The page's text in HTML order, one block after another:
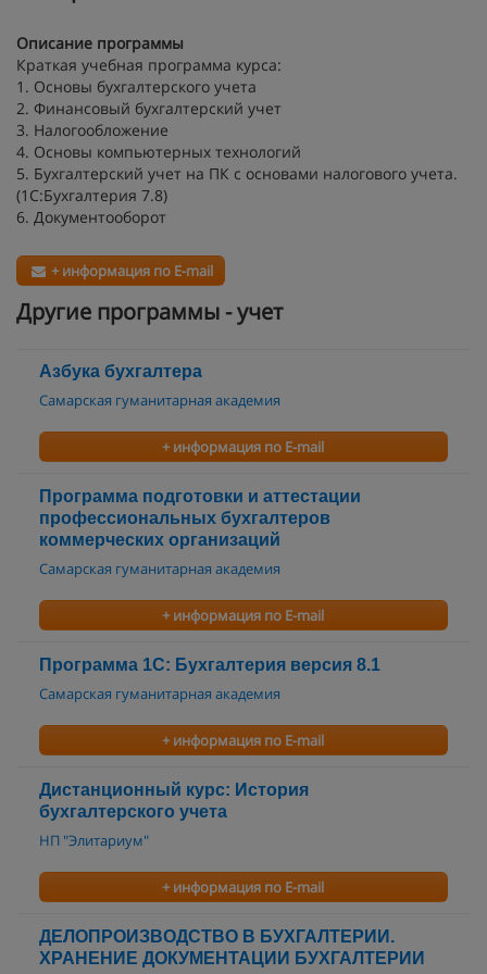
Описание программы
Краткая учебная программа курса:
1. Основы бухгалтерского учета
2. Финансовый бухгалтерский учет
3. Налогообложение
4. Основы компьютерных технологий
5. Бухгалтерский учет на ПК с основами налогового учета.
(1С:Бухгалтерия 7.8)
6. Документооборот
+ информация по E-mail
Другие программы - учет
Азбука бухгалтера
Самарская гуманитарная академия
+ информация по E-mail
Программа подготовки и аттестации
профессиональных бухгалтеров
коммерческих организаций
Самарская гуманитарная академия
+ информация по E-mail
Программа 1С: Бухгалтерия версия 8.1
Самарская гуманитарная академия
+ информация по E-mail
Дистанционный курс: История
бухгалтерского учета
НП "Элитариум"
+ информация по E-mail
ДЕЛОПРОИЗВОДСТВО В БУХГАЛТЕРИИ.
ХРАНЕНИЕ ДОКУМЕНТАЦИИ БУХГАЛТЕРИИ